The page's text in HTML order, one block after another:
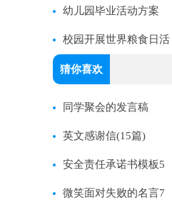
幼儿园毕业活动方案
校园开展世界粮食日活
动方案
猜你喜欢
同学聚会的发言稿
英文感谢信(15篇)
安全责任承诺书模板5
篇微笑面对失败的名言7